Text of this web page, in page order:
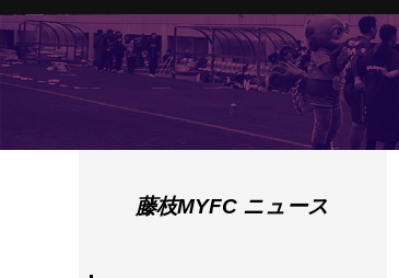
藤枝MYFC ニュース